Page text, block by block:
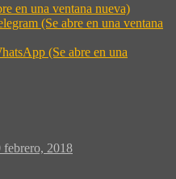
en una ventana nueva)
(Se abre en una ventana
(Se abre en una
febrero, 2018